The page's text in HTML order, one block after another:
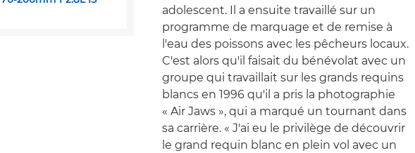
adolescent. Il a ensuite travaillé sur un
programme de marquage et de remise à
l'eau des poissons avec les pêcheurs locaux.
C'est alors qu'il faisait du bénévolat avec un
groupe qui travaillait sur les grands requins
blancs en 1996 qu'il a pris la photographie
« Air Jaws », qui a marqué un tournant dans
sa carrière. « J'ai eu le privilège de découvrir
le grand requin blanc en plein vol avec un